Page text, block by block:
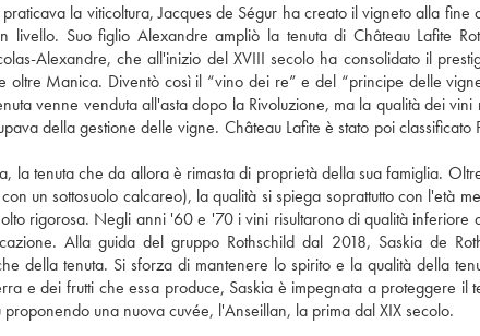
la viticoltura, Jacques de Ségur ha creato il vigneto alla fine
Suo figlio Alexandre ampliò la tenuta di Château Lafite
Alexandre, che all'inizio del XVIII secolo ha consolidato il
Manica. Diventò così il “vino dei re” e del “principe delle
venne venduta all'asta dopo la Rivoluzione, ma la qualità dei vini
della gestione delle vigne. Château Lafite è stato poi classificato
la tenuta che da allora è rimasta di proprietà della sua famiglia.
un sottosuolo calcareo), la qualità si spiega soprattutto con l'età
rigorosa. Negli anni '60 e '70 i vini risultarono di qualità inferiore
Alla guida del gruppo Rothschild dal 2018, Saskia de
della tenuta. Si sforza di mantenere lo spirito e la qualità della
e dei frutti che essa produce, Saskia è impegnata a proteggere il
una nuova cuvée, l'Anseillan, la prima dal XIX secolo.